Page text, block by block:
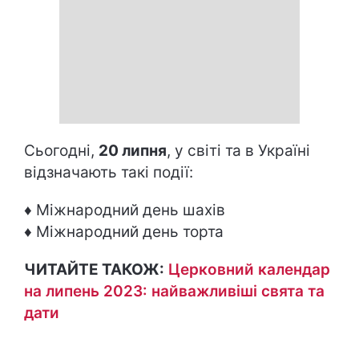
Сьогодні, 20 липня, у світі та в Україні
відзначають такі події:
♦ Міжнародний день шахів
♦ Міжнародний день торта
ЧИТАЙТЕ ТАКОЖ: Церковний календар
на липень 2023: найважливіші свята та
дати